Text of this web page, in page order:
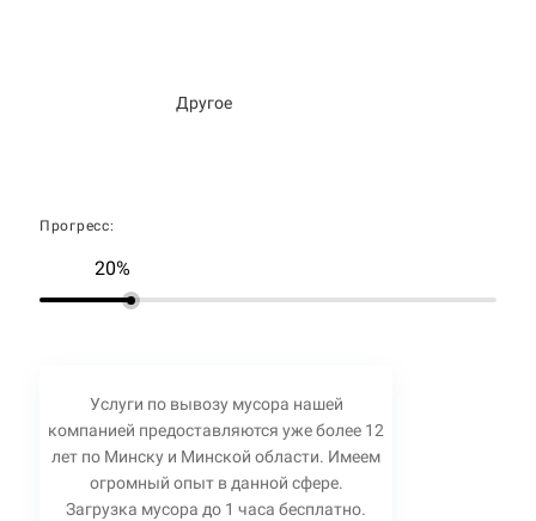
Другое
Прогресс:
20%
Услуги по вывозу мусора нашей
компанией предоставляются уже более 12
лет по Минску и Минской области. Имеем
огромный опыт в данной сфере.
Загрузка мусора до 1 часа бесплатно.